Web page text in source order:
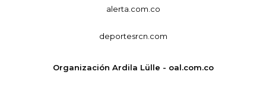
alerta.com.co
deportesrcn.com
Organización Ardila Lülle - oal.com.co